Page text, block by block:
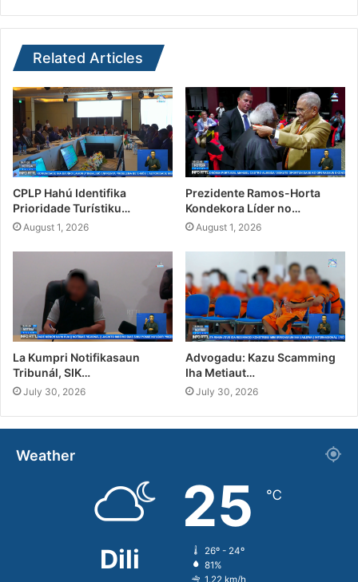
Related Articles
CPLP Hahú Identifika
Prioridade Turístiku…
August 1, 2026
Prezidente Ramos-Horta
Kondekora Líder no…
August 1, 2026
La Kumpri Notifikasaun
Tribunál, SIK…
July 30, 2026
Advogadu: Kazu Scamming
Iha Metiaut…
July 30, 2026
Weather
Dili
25 ℃
26º - 24º
81%
1.22 km/h